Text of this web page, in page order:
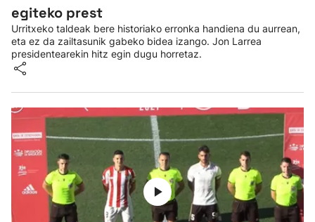
egiteko prest
Urritxeko taldeak bere historiako erronka handiena du aurrean,
eta ez da zailtasunik gabeko bidea izango. Jon Larrea
presidentearekin hitz egin dugu horretaz.